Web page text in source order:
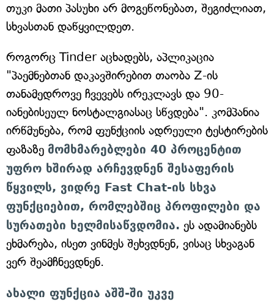
თუკი მათი პასუხი არ მოგეწონებათ, შეგიძლიათ,
სხვასთან დაწყვილდეთ.
როგორც Tinder აცხადებს, აპლიკაცია
"პაემნებთან დაკავშირებით თაობა Z-ის
თანამედროვე ჩვევებს ირეკლავს და 90-
იანებისეულ ნოსტალგიასაც სწვდება". კომპანია
ირწმუნება, რომ ფუნქციის ადრეული ტესტირების
ფაზაზე მომხმარებლები 40 პროცენტით
უფრო ხშირად არჩევდნენ შესაფერის
წყვილს, ვიდრე Fast Chat-ის სხვა
ფუნქციებით, რომლებშიც პროფილები და
სურათები ხელმისაწვდომია. ეს ადამიანებს
ეხმარება, ისეთ ვინმეს შეხვდნენ, ვისაც სხვაგან
ვერ შეამჩნევდნენ.
ახალი ფუნქცია აშშ-ში უკვე